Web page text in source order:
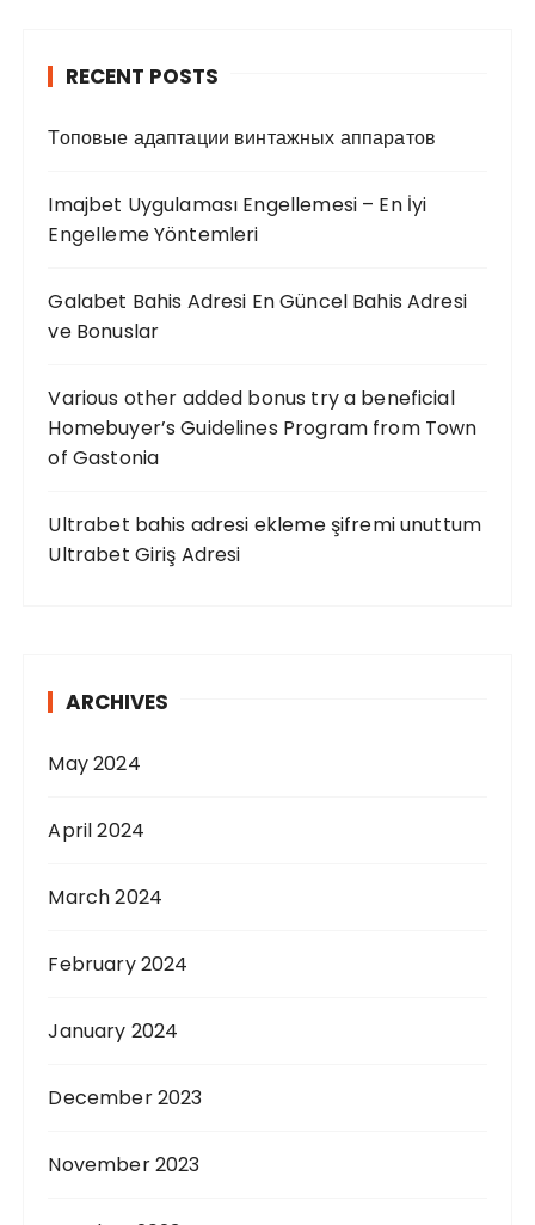
RECENT POSTS
Топовые адаптации винтажных аппаратов
Imajbet Uygulaması Engellemesi – En İyi
Engelleme Yöntemleri
Galabet Bahis Adresi En Güncel Bahis Adresi
ve Bonuslar
Various other added bonus try a beneficial
Homebuyer’s Guidelines Program from Town
of Gastonia
Ultrabet bahis adresi ekleme şifremi unuttum
Ultrabet Giriş Adresi
ARCHIVES
May 2024
April 2024
March 2024
February 2024
January 2024
December 2023
November 2023